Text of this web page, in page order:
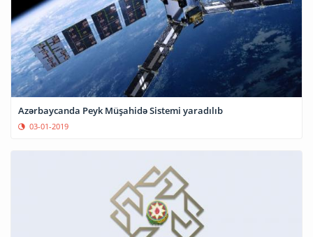
Azərbaycanda Peyk Müşahidə Sistemi yaradılıb
03-01-2019